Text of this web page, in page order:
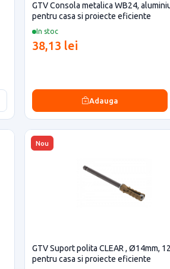
In stoc
GTV Consola metalica WB24,
pentru casa si proiecte eficiente
38,13 lei
Adauga
Nou
GTV Suport polita CLEAR , Ø14mm,
pentru casa si proiecte eficiente